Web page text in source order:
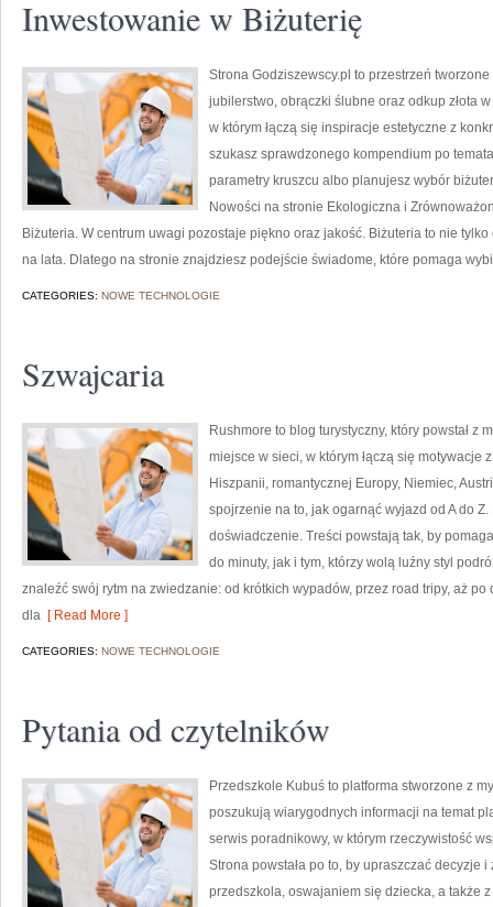
Inwestowanie w Biżuterię
Strona Godziszewscy.pl to przestrzeń
jubilerstwo, obrączki ślubne oraz odkup złota
w którym łączą się inspiracje estetyczne z
szukasz sprawdzonego kompendium po
parametry kruszcu albo planujesz wybór
Nowości na stronie Ekologiczna i
Biżuteria. W centrum uwagi pozostaje piękno oraz jakość. Biżuteria to nie
na lata. Dlatego na stronie znajdziesz podejście świadome, które pomaga
CATEGORIES: NOWE TECHNOLOGIE
Szwajcaria
Rushmore to blog turystyczny, który powstał z
miejsce w sieci, w którym łączą się
Hiszpanii, romantycznej Europy, Niemiec,
spojrzenie na to, jak ogarnąć wyjazd od A do
doświadczenie. Treści powstają tak, by
do minuty, jak i tym, którzy wolą luźny styl
znaleźć swój rytm na zwiedzanie: od krótkich wypadów, przez road tripy, aż
dla [ Read More ]
CATEGORIES: NOWE TECHNOLOGIE
Pytania od czytelników
Przedszkole Kubuś to platforma stworzone z
poszukują wiarygodnych informacji na temat
serwis poradnikowy, w którym rzeczywistość
Strona powstała po to, by upraszczać decyzje
przedszkola, oswajaniem się dziecka, a także